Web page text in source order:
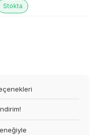
Stokta